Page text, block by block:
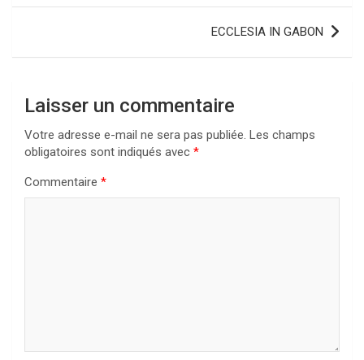
ECCLESIA IN GABON
Laisser un commentaire
Votre adresse e-mail ne sera pas publiée. Les champs
obligatoires sont indiqués avec *
Commentaire *